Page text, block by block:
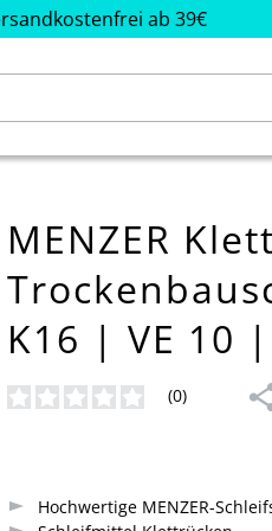
ab 39€
MENZER
K16 | VE 10
(0)
Hochwertige MENZER-